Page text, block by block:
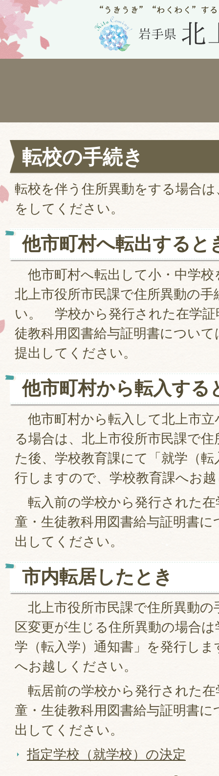
転校の手続き
転校を伴う住所異動をする場合
をしてください。
他市町村へ転出すると
他市町村へ転出して小・中学校
北上市役所市民課で住所異動の
い。 学校から発行された在学証
徒教科用図書給与証明書につい
提出してください。
他市町村から転入する
他市町村から転入して北上市立
る場合は、北上市役所市民課で
た後、学校教育課にて「就学（
行しますので、学校教育課へお
転入前の学校から発行された在
童・生徒教科用図書給与証明書
出してください。
市内転居したとき
北上市役所市民課で住所異動の
区変更が生じる住所異動の場合
学（転入学）通知書」を発行し
へお越しください。
転居前の学校から発行された在
童・生徒教科用図書給与証明書
出してください。
指定学校（就学校）の決定